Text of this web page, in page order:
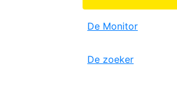
De Monitor
De zoeker